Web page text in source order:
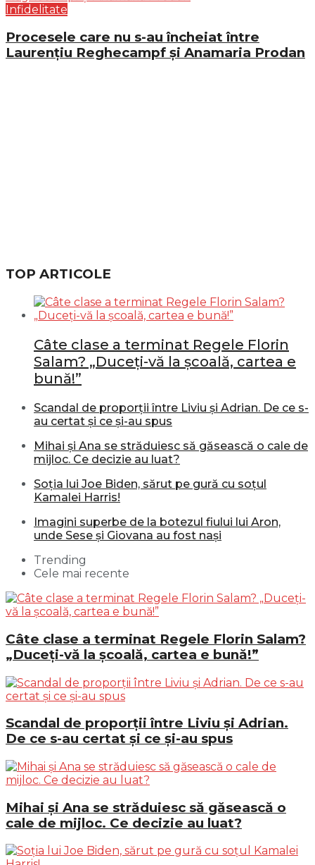
Infidelitate
Procesele care nu s-au încheiat între
Laurențiu Reghecampf și Anamaria Prodan
TOP ARTICOLE
Câte clase a terminat Regele Florin
Salam? „Duceți-vă la școală, cartea e
bună!”
Scandal de proporții între Liviu și Adrian. De ce s-
au certat și ce și-au spus
Mihai și Ana se străduiesc să găsească o cale de
mijloc. Ce decizie au luat?
Soția lui Joe Biden, sărut pe gură cu soțul
Kamalei Harris!
Imagini superbe de la botezul fiului lui Aron,
unde Sese și Giovana au fost nași
Trending
Cele mai recente
Câte clase a terminat Regele Florin Salam?
„Duceți-vă la școală, cartea e bună!”
Scandal de proporții între Liviu și Adrian.
De ce s-au certat și ce și-au spus
Mihai și Ana se străduiesc să găsească o
cale de mijloc. Ce decizie au luat?